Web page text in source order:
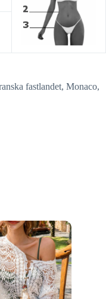
fastlandet, Monaco,